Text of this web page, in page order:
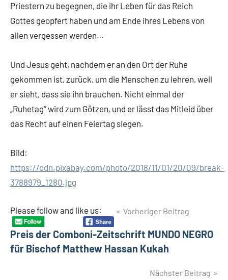
Priestern zu begegnen, die ihr Leben für das Reich
Gottes geopfert haben und am Ende ihres Lebens von
allen vergessen werden…
Und Jesus geht, nachdem er an den Ort der Ruhe
gekommen ist, zurück, um die Menschen zu lehren, weil
er sieht, dass sie ihn brauchen. Nicht einmal der
„Ruhetag“ wird zum Götzen, und er lässt das Mitleid über
das Recht auf einen Feiertag siegen.
Bild:
https://cdn.pixabay.com/photo/2018/11/01/20/09/break-
3788979_1280.jpg
Please follow and like us:
BeitragsnavigationVorheriger Beitrag
Preis der Comboni-Zeitschrift MUNDO NEGRO
für Bischof Matthew Hassan Kukah
Nächster Beitrag